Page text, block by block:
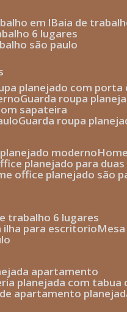
em l baia de
6 lugares
são paulo
planejado com porta
guarda roupa
sapateira
guarda roupa
moderno
planejado para
office planejado são
trabalho 6 lugares
ilha para escritorio
apartamento
planejada com tabua
apartamento